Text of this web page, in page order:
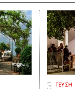
ΓΕΥΣΗ